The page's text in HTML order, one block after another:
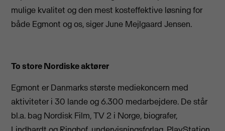
mulige kvalitet og den mest kosteffektive løsning for
både Egmont og os, siger June Mejlgaard Jensen.
To store Nordiske aktører
Egmont er Danmarks største mediekoncern med
aktiviteter i 30 lande og 6.300 medarbejdere. De står
bl.a. bag Nordisk Film, TV 2 i Norge, biografer,